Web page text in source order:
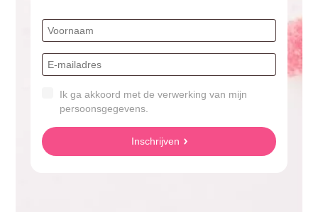
Ik ga akkoord met de verwerking van mijn
persoonsgegevens.
Inschrijven